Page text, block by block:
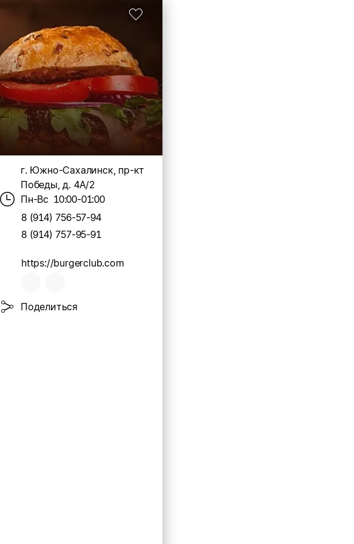
г. Южно-Сахалинск, пр-кт
Победы, д. 4А/2
Пн-Вс 10:00-01:00
8 (914) 756-57-94
8 (914) 757-95-91
https://burgerclub.com
Поделиться